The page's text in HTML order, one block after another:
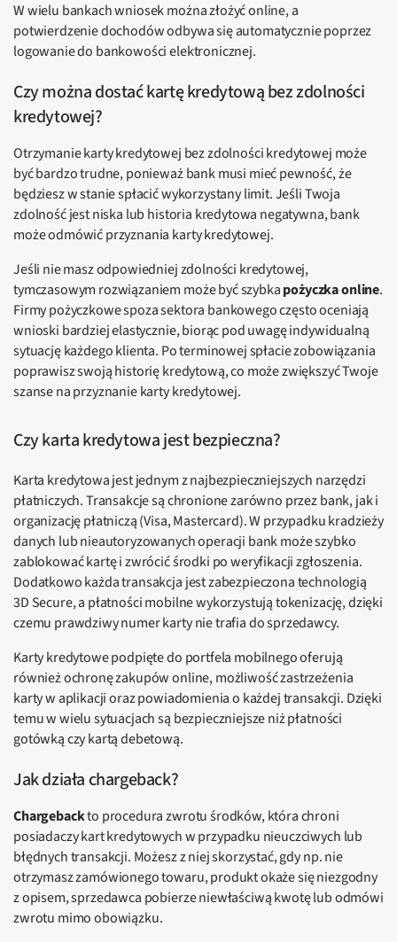
W wielu bankach wniosek można złożyć online, a
potwierdzenie dochodów odbywa się automatycznie poprzez
logowanie do bankowości elektronicznej.
Czy można dostać kartę kredytową bez zdolności
kredytowej?
Otrzymanie karty kredytowej bez zdolności kredytowej może
być bardzo trudne, ponieważ bank musi mieć pewność, że
będziesz w stanie spłacić wykorzystany limit. Jeśli Twoja
zdolność jest niska lub historia kredytowa negatywna, bank
może odmówić przyznania karty kredytowej.
Jeśli nie masz odpowiedniej zdolności kredytowej,
tymczasowym rozwiązaniem może być szybkapożyczka online.
Firmy pożyczkowe spoza sektora bankowego często oceniają
wnioski bardziej elastycznie, biorąc pod uwagę indywidualną
sytuację każdego klienta. Po terminowej spłacie zobowiązania
poprawisz swoją historię kredytową, co może zwiększyć Twoje
szanse na przyznanie karty kredytowej.
Czy karta kredytowa jest bezpieczna?
Karta kredytowa jest jednym z najbezpieczniejszych narzędzi
płatniczych. Transakcje są chronione zarówno przez bank, jak i
organizację płatniczą (Visa, Mastercard). W przypadku kradzieży
danych lub nieautoryzowanych operacji bank może szybko
zablokować kartę i zwrócić środki po weryfikacji zgłoszenia.
Dodatkowo każda transakcja jest zabezpieczona technologią
3D Secure, a płatności mobilne wykorzystują tokenizację, dzięki
czemu prawdziwy numer karty nie trafia do sprzedawcy.
Karty kredytowe podpięte do portfela mobilnego oferują
również ochronę zakupów online, możliwość zastrzeżenia
karty w aplikacji oraz powiadomienia o każdej transakcji. Dzięki
temu w wielu sytuacjach są bezpieczniejsze niż płatności
gotówką czy kartą debetową.
Jak działa chargeback?
Chargebackto procedura zwrotu środków, która chroni
posiadaczy kart kredytowych w przypadku nieuczciwych lub
błędnych transakcji. Możesz z niej skorzystać, gdy np. nie
otrzymasz zamówionego towaru, produkt okaże się niezgodny
z opisem, sprzedawca pobierze niewłaściwą kwotę lub odmówi
zwrotu mimo obowiązku.